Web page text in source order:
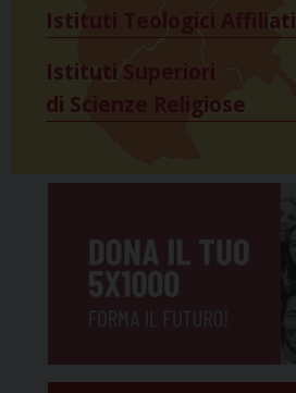
Istituti Teologici Affiliati
Istituti Superiori
di Scienze Religiose